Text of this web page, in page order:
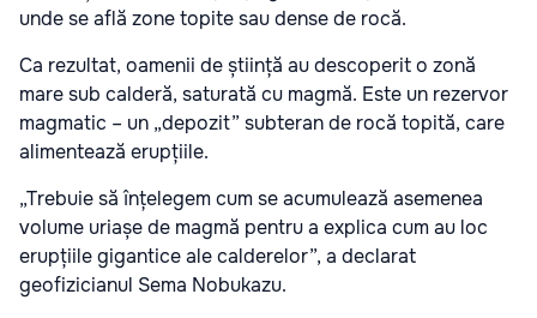
unde se află zone topite sau dense de rocă.
Ca rezultat, oamenii de știință au descoperit o zonă
mare sub calderă, saturată cu magmă. Este un rezervor
magmatic – un „depozit” subteran de rocă topită, care
alimentează erupțiile.
„Trebuie să înțelegem cum se acumulează asemenea
volume uriașe de magmă pentru a explica cum au loc
erupțiile gigantice ale calderelor”, a declarat
geofizicianul Sema Nobukazu.